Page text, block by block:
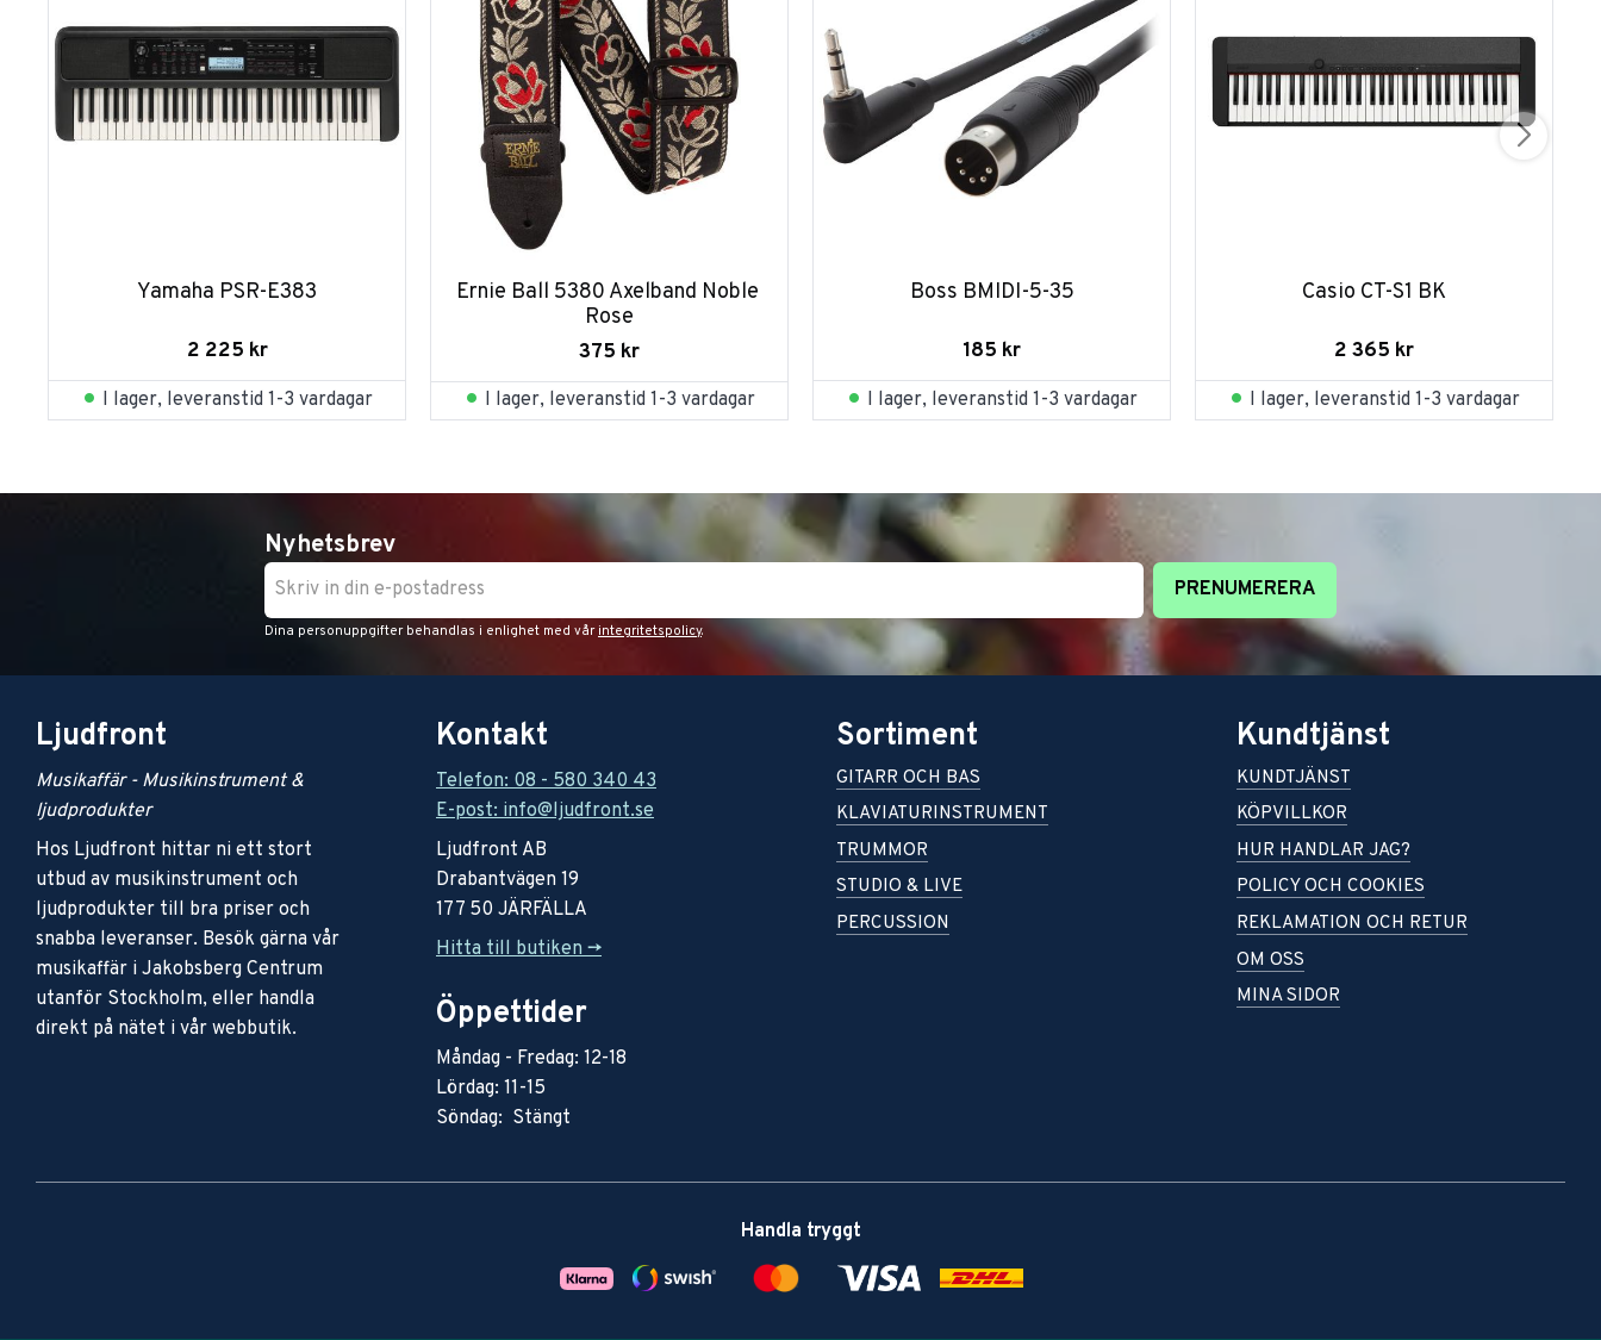
Yamaha PSR-E383
2 225 kr
I lager, leveranstid 1-3 vardagar
Ernie Ball 5380 Axelband Noble
Rose
375 kr
I lager, leveranstid 1-3 vardagar
Boss BMIDI-5-35
185 kr
I lager, leveranstid 1-3 vardagar
Casio CT-S1 BK
2 365 kr
I lager, leveranstid 1-3 vardagar
Nyhetsbrev
PRENUMERERA
Dina personuppgifter behandlas i enlighet med vår integritetspolicy.
Ljudfront
Musikaffär - Musikinstrument &
ljudprodukter
Hos Ljudfront hittar ni ett stort
utbud av musikinstrument och
ljudprodukter till bra priser och
snabba leveranser. Besök gärna vår
musikaffär i Jakobsberg Centrum
utanför Stockholm, eller handla
direkt på nätet i vår webbutik.
Kontakt
Telefon: 08 - 580 340 43
E-post: info@ljudfront.se
Ljudfront AB
Drabantvägen 19
177 50 JÄRFÄLLA
Hitta till butiken ->
Öppettider
Måndag - Fredag: 12-18
Lördag: 11-15
Söndag: Stängt
Sortiment
GITARR OCH BAS
KLAVIATURINSTRUMENT
TRUMMOR
STUDIO & LIVE
PERCUSSION
Kundtjänst
KUNDTJÄNST
KÖPVILLKOR
HUR HANDLAR JAG?
POLICY OCH COOKIES
REKLAMATION OCH RETUR
OM OSS
MINA SIDOR
Handla tryggt